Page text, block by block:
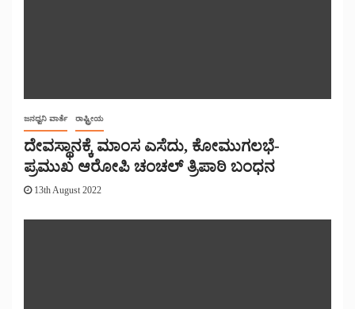
ಜನಧ್ವನಿ ವಾರ್ತೆ ರಾಷ್ಟ್ರೀಯ
ದೇವಸ್ಥಾನಕ್ಕೆ ಮಾಂಸ ಎಸೆದು, ಕೋಮುಗಲಭೆ-
ಪ್ರಮುಖ ಆರೋಪಿ ಚಂಚಲ್ ತ್ರಿಪಾಠಿ ಬಂಧನ
13th August 2022